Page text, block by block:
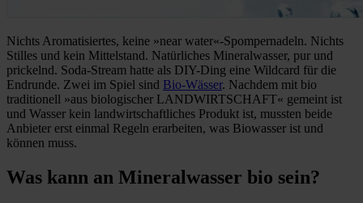
Nichts Aromatisiertes, keine »near water«-Spompernadeln. Nichts
Stilles und kein Mittelstand. Natürliches Mineralwasser, pur und
prickelnd. Soda-Stream hatte als DIY-Ding eine Wildcard für die
Endrunde. Zwei im Spiel sind Bio-Wässer. Nachdem mit bio
traditionell »aus biologischer LANDWIRTSCHAFT« gemeint ist
und Wasser kein landwirtschaftliches Produkt ist, mussten beide
Anbieter erst einmal Regeln erarbeiten, was Biowasser ist und
können muss.
Was kann an Mineralwasser bio sein?